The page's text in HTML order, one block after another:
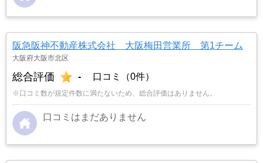
阪急阪神不動産株式会社 大阪梅田営業所 第1チーム
大阪府大阪市北区
総合評価 - 口コミ（0件）
※口コミ数が規定件数に満たないため、総合評価はありません。
口コミはまだありません